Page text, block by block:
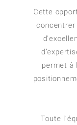
Cette
permet à
Toute